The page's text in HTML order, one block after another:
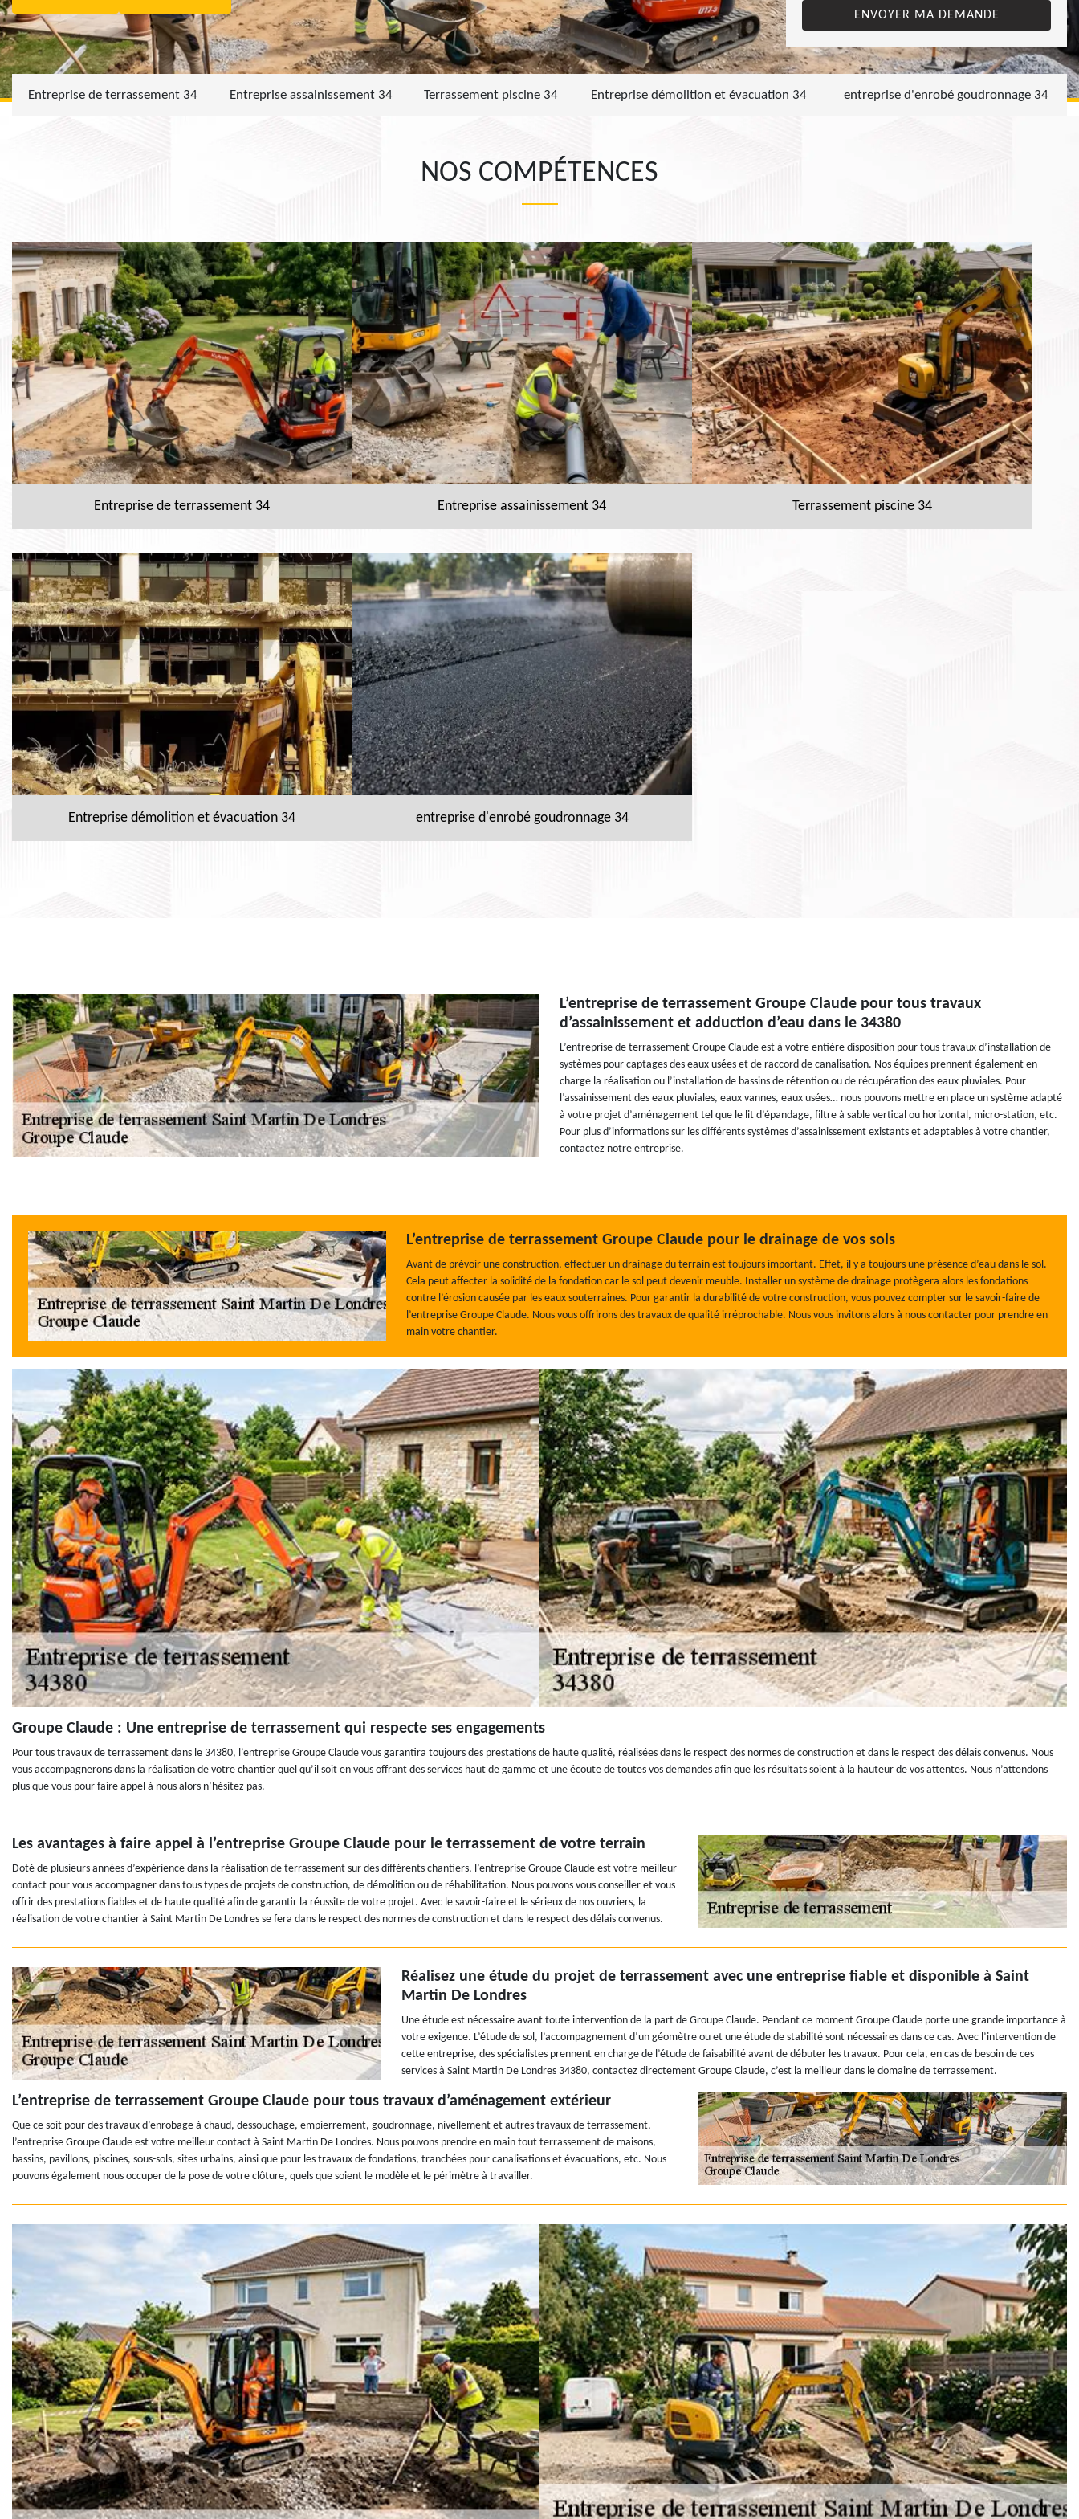
Entreprise de terrassement 34 Entreprise assainissement 34 Terrassement piscine 34 Entreprise démolition et évacuation 34 entreprise d'enrobé goudronnage 34
NOS COMPÉTENCES
Entreprise de terrassement 34 Entreprise assainissement 34 Terrassement piscine 34
Entreprise démolition et évacuation 34 entreprise d'enrobé goudronnage 34
L’entreprise de terrassement Groupe Claude pour tous travaux
d’assainissement et adduction d’eau dans le 34380
L’entreprise de terrassement Groupe Claude est à votre entière disposition pour tous travaux d’installation de
systèmes pour captages des eaux usées et de raccord de canalisation. Nos équipes prennent également en
charge la réalisation ou l’installation de bassins de rétention ou de récupération des eaux pluviales. Pour
l’assainissement des eaux pluviales, eaux vannes, eaux usées… nous pouvons mettre en place un système adapté
à votre projet d’aménagement tel que le lit d’épandage, filtre à sable vertical ou horizontal, micro-station, etc.
Pour plus d’informations sur les différents systèmes d’assainissement existants et adaptables à votre chantier,
contactez notre entreprise.
L’entreprise de terrassement Groupe Claude pour le drainage de vos sols
Avant de prévoir une construction, effectuer un drainage du terrain est toujours important. Effet, il y a toujours une présence d’eau dans le sol.
Cela peut affecter la solidité de la fondation car le sol peut devenir meuble. Installer un système de drainage protègera alors les fondations
contre l’érosion causée par les eaux souterraines. Pour garantir la durabilité de votre construction, vous pouvez compter sur le savoir-faire de
l’entreprise Groupe Claude. Nous vous offrirons des travaux de qualité irréprochable. Nous vous invitons alors à nous contacter pour prendre en
main votre chantier.
Groupe Claude : Une entreprise de terrassement qui respecte ses engagements
Pour tous travaux de terrassement dans le 34380, l’entreprise Groupe Claude vous garantira toujours des prestations de haute qualité, réalisées dans le respect des normes de construction et dans le respect des délais convenus. Nous
vous accompagnerons dans la réalisation de votre chantier quel qu’il soit en vous offrant des services haut de gamme et une écoute de toutes vos demandes afin que les résultats soient à la hauteur de vos attentes. Nous n’attendons
plus que vous pour faire appel à nous alors n’hésitez pas.
Les avantages à faire appel à l’entreprise Groupe Claude pour le terrassement de votre terrain
Doté de plusieurs années d’expérience dans la réalisation de terrassement sur des différents chantiers, l’entreprise Groupe Claude est votre meilleur
contact pour vous accompagner dans tous types de projets de construction, de démolition ou de réhabilitation. Nous pouvons vous conseiller et vous
offrir des prestations fiables et de haute qualité afin de garantir la réussite de votre projet. Avec le savoir-faire et le sérieux de nos ouvriers, la
réalisation de votre chantier à Saint Martin De Londres se fera dans le respect des normes de construction et dans le respect des délais convenus.
Réalisez une étude du projet de terrassement avec une entreprise fiable et disponible à Saint
Martin De Londres
Une étude est nécessaire avant toute intervention de la part de Groupe Claude. Pendant ce moment Groupe Claude porte une grande importance à
votre exigence. L’étude de sol, l’accompagnement d’un géomètre ou et une étude de stabilité sont nécessaires dans ce cas. Avec l’intervention de
cette entreprise, des spécialistes prennent en charge de l’étude de faisabilité avant de débuter les travaux. Pour cela, en cas de besoin de ces
services à Saint Martin De Londres 34380, contactez directement Groupe Claude, c’est la meilleur dans le domaine de terrassement.
L’entreprise de terrassement Groupe Claude pour tous travaux d’aménagement extérieur
Que ce soit pour des travaux d’enrobage à chaud, dessouchage, empierrement, goudronnage, nivellement et autres travaux de terrassement,
l’entreprise Groupe Claude est votre meilleur contact à Saint Martin De Londres. Nous pouvons prendre en main tout terrassement de maisons,
bassins, pavillons, piscines, sous-sols, sites urbains, ainsi que pour les travaux de fondations, tranchées pour canalisations et évacuations, etc. Nous
pouvons également nous occuper de la pose de votre clôture, quels que soient le modèle et le périmètre à travailler.